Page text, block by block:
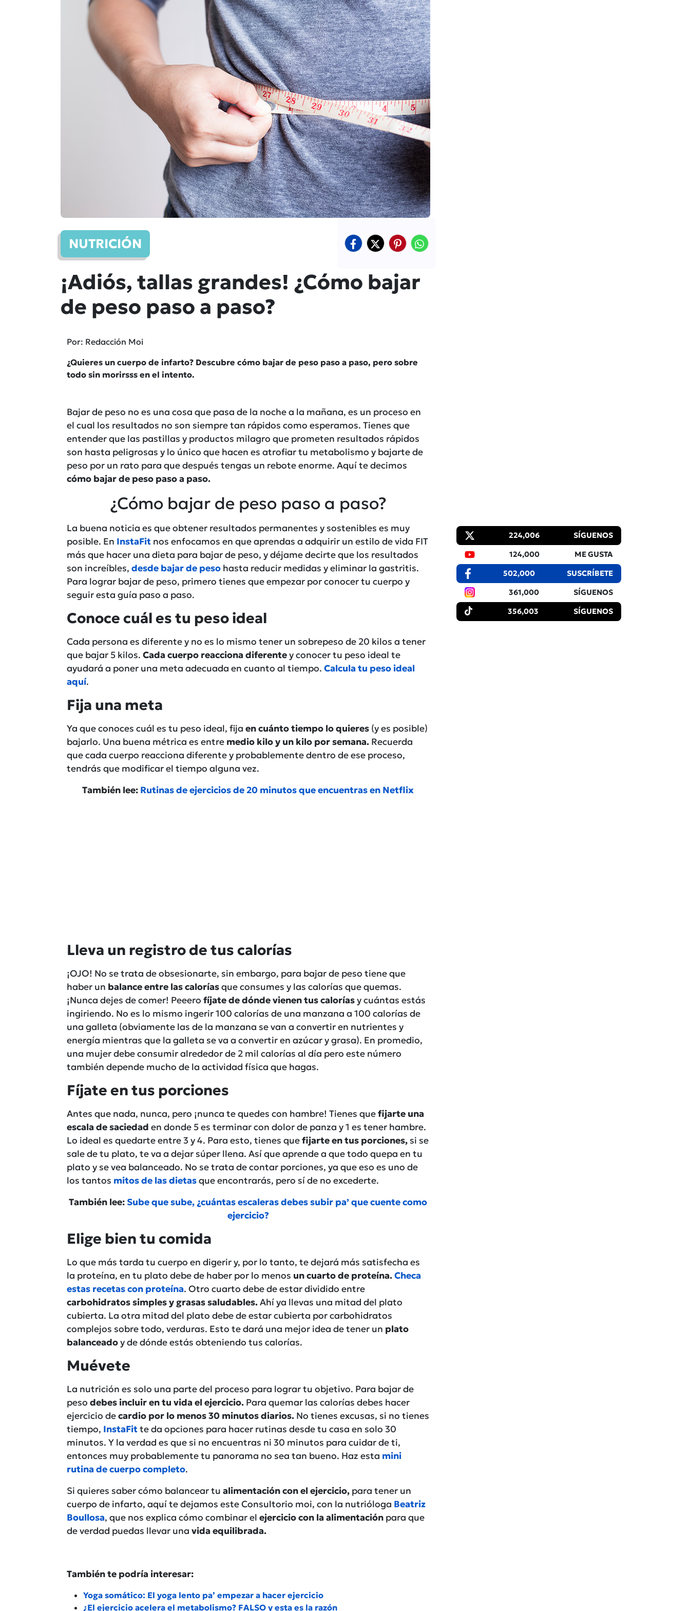
NUTRICIÓN
¡Adiós, tallas grandes! ¿Cómo bajar
de peso paso a paso?
Por: Redacción Moi
¿Quieres un cuerpo de infarto? Descubre cómo bajar de peso paso a paso, pero sobre
todo sin morirsss en el intento.
Bajar de peso no es una cosa que pasa de la noche a la mañana, es un proceso en
el cual los resultados no son siempre tan rápidos como esperamos. Tienes que
entender que las pastillas y productos milagro que prometen resultados rápidos
son hasta peligrosas y lo único que hacen es atrofiar tu metabolismo y bajarte de
peso por un rato para que después tengas un rebote enorme. Aquí te decimos
cómo bajar de peso paso a paso.
¿Cómo bajar de peso paso a paso?
La buena noticia es que obtener resultados permanentes y sostenibles es muy
posible. En InstaFit nos enfocamos en que aprendas a adquirir un estilo de vida FIT
más que hacer una dieta para bajar de peso, y déjame decirte que los resultados
son increíbles, desde bajar de peso hasta reducir medidas y eliminar la gastritis.
Para lograr bajar de peso, primero tienes que empezar por conocer tu cuerpo y
seguir esta guía paso a paso.
Conoce cuál es tu peso ideal
Cada persona es diferente y no es lo mismo tener un sobrepeso de 20 kilos a tener
que bajar 5 kilos. Cada cuerpo reacciona diferentey conocer tu peso ideal te
ayudará a poner una meta adecuada en cuanto al tiempo. Calcula tu peso ideal
aquí.
Fija una meta
Ya que conoces cuál es tu peso ideal, fija en cuánto tiempo lo quieres (y es posible)
bajarlo. Una buena métrica es entre medio kilo y un kilo por semana. Recuerda
que cada cuerpo reacciona diferente y probablemente dentro de ese proceso,
tendrás que modificar el tiempo alguna vez.
También lee: Rutinas de ejercicios de 20 minutos que encuentras en Netflix
Lleva un registro de tus calorías
¡OJO! No se trata de obsesionarte, sin embargo, para bajar de peso tiene que
haber un balance entre las caloríasque consumes y las calorías que quemas.
¡Nunca dejes de comer! Peeero fíjate de dónde vienen tus caloríasy cuántas estás
ingiriendo. No es lo mismo ingerir 100 calorías de una manzana a 100 calorías de
una galleta (obviamente las de la manzana se van a convertir en nutrientes y
energía mientras que la galleta se va a convertir en azúcar y grasa). En promedio,
una mujer debe consumir alrededor de 2 mil calorías al día pero este número
también depende mucho de la actividad física que hagas.
Fíjate en tus porciones
Antes que nada, nunca, pero ¡nunca te quedes con hambre! Tienes quefijarte una
escala de saciedad en donde 5 es terminar con dolor de panza y 1 es tener hambre.
Lo ideal es quedarte entre 3 y 4. Para esto, tienes quefijarte en tus porciones, si se
sale de tu plato, te va a dejar súper llena. Así que aprende a que todo quepa en tu
plato y se vea balanceado. No se trata de contar porciones, ya que eso es uno de
los tantos mitos de las dietasque encontrarás, pero sí de no excederte.
También lee: Sube que sube, ¿cuántas escaleras debes subir pa’ que cuente como
ejercicio?
Elige bien tu comida
Lo que más tarda tu cuerpo en digerir y, por lo tanto, te dejará más satisfecha es
la proteína, en tu plato debe de haber por lo menos un cuarto de proteína.Checa
estas recetas con proteína. Otro cuarto debe de estar dividido entre
carbohidratos simples y grasas saludables.Ahí ya llevas una mitad del plato
cubierta. La otra mitad del plato debe de estar cubierta por carbohidratos
complejos sobre todo, verduras. Esto te dará una mejor idea de tener un plato
balanceadoy de dónde estás obteniendo tus calorías.
Muévete
La nutrición es solo una parte del proceso para lograr tu objetivo. Para bajar de
peso debes incluir en tu vida el ejercicio. Para quemar las calorías debes hacer
ejercicio decardio por lo menos 30 minutos diarios. No tienes excusas, si no tienes
tiempo, InstaFitte da opciones para hacer rutinas desde tu casa en solo 30
minutos. Y la verdad es que si no encuentras ni 30 minutos para cuidar de ti,
entonces muy probablemente tu panorama no sea tan bueno. Haz esta mini
rutina de cuerpo completo.
Si quieres saber cómo balancear tu alimentación con el ejercicio, para tener un
cuerpo de infarto, aquí te dejamos este Consultorio moi, con la nutrióloga Beatriz
Boullosa, que nos explica cómo combinar el ejercicio con la alimentación para que
de verdad puedas llevar una vida equilibrada.
También te podría interesar:
Yoga somático: El yoga lento pa’ empezar a hacer ejercicio
¿El ejercicio acelera el metabolismo? FALSO y esta es la razón
224,006 SÍGUENOS
124,000 ME GUSTA
502,000 SUSCRÍBETE
361,000 SÍGUENOS
356,003 SÍGUENOS